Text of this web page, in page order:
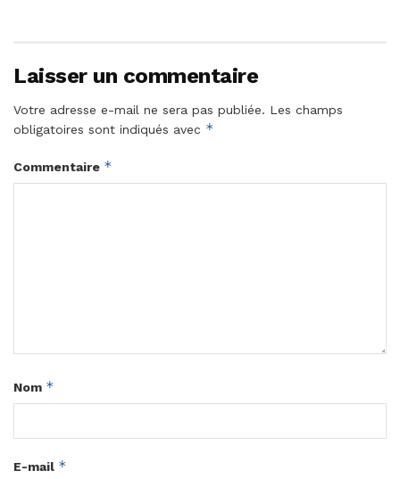
Laisser un commentaire
Votre adresse e-mail ne sera pas publiée. Les champs
obligatoires sont indiqués avec *
Commentaire *
Nom *
E-mail *